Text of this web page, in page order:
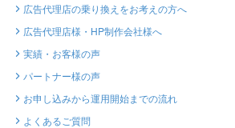
広告代理店の乗り換えをお考えの方へ
広告代理店様・HP制作会社様へ
実績・お客様の声
パートナー様の声
お申し込みから運用開始までの流れ
よくあるご質問